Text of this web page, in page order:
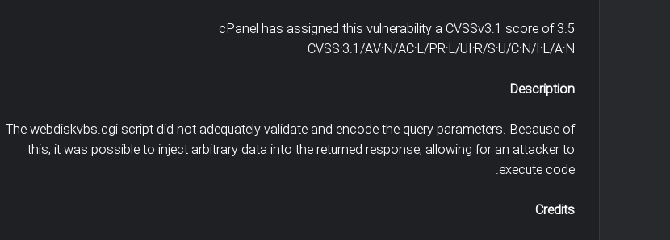
cPanel has assigned this vulnerability a CVSSv3.1 score of 3.5
CVSS:3.1/AV:N/AC:L/PR:L/UI:R/S:U/C:N/I:L/A:N
Description
The webdiskvbs.cgi script did not adequately validate and encode the query parameters. Because of
this, it was possible to inject arbitrary data into the returned response, allowing for an attacker to
execute code.
Credits
انبار
تاثیر